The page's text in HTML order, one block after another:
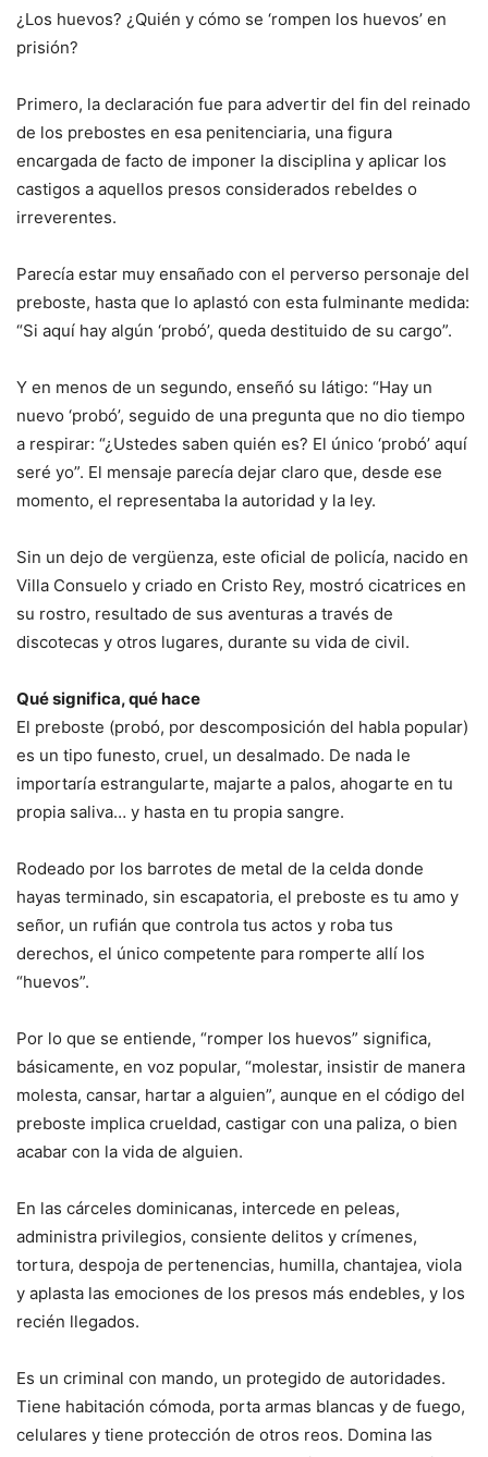
¿Los huevos? ¿Quién y cómo se ‘rompen los hue­vos’ en
prisión?
Primero, la declaración fue para advertir del fin del reinado
de los prebos­tes en esa penitenciaria, una figura
encargada de facto de imponer la disci­plina y aplicar los
castigos a aquellos presos conside­rados rebeldes o
irreve­rentes.
Parecía estar muy ensa­ñado con el perverso per­sonaje del
preboste, hasta que lo aplastó con esta ful­minante medida:
“Si aquí hay algún ‘probó’, queda destituido de su cargo”.
Y en menos de un segun­do, enseñó su látigo: “Hay un
nuevo ‘probó’, seguido de una pregunta que no dio tiempo
a respirar: “¿Ustedes saben quién es? El único ‘pro­bó’ aquí
seré yo”. El mensaje parecía dejar claro que, des­de ese
momento, el repre­sentaba la autoridad y la ley.
Sin un dejo de vergüen­za, este oficial de policía, nacido en
Villa Consuelo y criado en Cristo Rey, mostró cicatrices en
su rostro, re­sultado de sus aventuras a través de
discotecas y otros lugares, durante su vida de civil.
Qué significa, qué hace
El preboste (probó, por descomposición del habla popular)
es un tipo funesto, cruel, un desalmado. De na­da le
importaría estrangu­larte, majarte a palos, aho­garte en tu
propia saliva… y hasta en tu propia sangre.
Rodeado por los barrotes de metal de la celda don­de
hayas terminado, sin es­capatoria, el preboste es tu amo y
señor, un rufián que controla tus actos y roba tus
derechos, el único compe­tente para romperte allí los
“huevos”.
Por lo que se entiende, “romper los huevos” signi­fica,
básicamente, en voz popular, “molestar, insistir de manera
molesta, can­sar, hartar a alguien”, aun­que en el código del
pre­boste implica crueldad, castigar con una paliza, o bien
acabar con la vida de alguien.
En las cárceles domini­canas, intercede en peleas,
administra privilegios, con­siente delitos y crímenes,
tortura, despoja de perte­nencias, humilla, chantajea, viola
y aplasta las emocio­nes de los presos más ende­bles, y los
recién llegados.
Es un criminal con man­do, un protegido de au­toridades.
Tiene habita­ción cómoda, porta armas blancas y de fuego,
celu­lares y tiene protección de otros reos. Domina las